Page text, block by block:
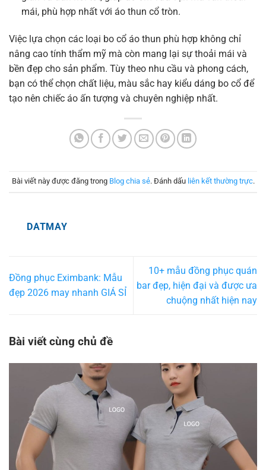
mái, phù hợp nhất với áo thun cổ tròn.
Việc lựa chọn các loại bo cổ áo thun phù hợp không chỉ
nâng cao tính thẩm mỹ mà còn mang lại sự thoải mái và
bền đẹp cho sản phẩm. Tùy theo nhu cầu và phong cách,
bạn có thể chọn chất liệu, màu sắc hay kiểu dáng bo cổ để
tạo nên chiếc áo ấn tượng và chuyên nghiệp nhất.
Bài viết này được đăng trong Blog chia sẻ. Đánh dấu liên kết thường trực.
DATMAY
Đồng phục Eximbank: Mẫu
đẹp 2026 may nhanh GIÁ SỈ
10+ mẫu đồng phục quán
bar đẹp, hiện đại và được ưa
chuộng nhất hiện nay
Bài viết cùng chủ đề